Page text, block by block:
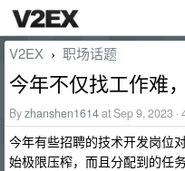
V2EX › 职场话题
今年不仅找工作难
Byzhanshen1614at Sep 9, 2023 ·
今年有些招聘的技术开发岗位
始极限压榨，而且分配到的任